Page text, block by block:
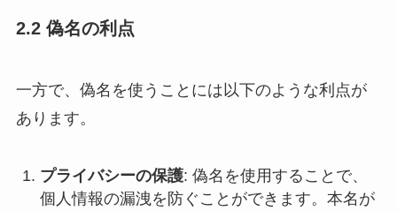
2.2 偽名の利点
一方で、偽名を使うことには以下のような利点が
あります。
プライバシーの保護: 偽名を使用することで、
個人情報の漏洩を防ぐことができます。本名が